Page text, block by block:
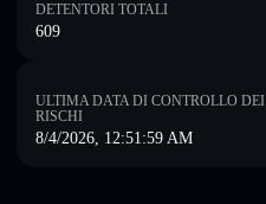
DETENTORI TOTALI
609
ULTIMA DATA DI CONTROLLO DEI
RISCHI
8/4/2026, 12:51:59 AM